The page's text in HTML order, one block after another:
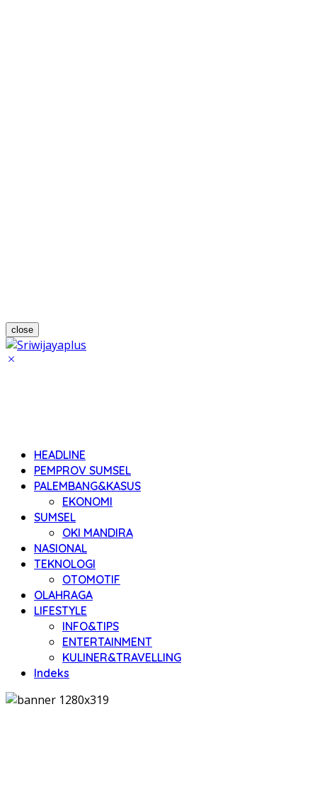
close
HEADLINE
PEMPROV SUMSEL
PALEMBANG&KASUS
EKONOMI
SUMSEL
OKI MANDIRA
NASIONAL
TEKNOLOGI
OTOMOTIF
OLAHRAGA
LIFESTYLE
INFO&TIPS
ENTERTAINMENT
KULINER&TRAVELLING
Indeks